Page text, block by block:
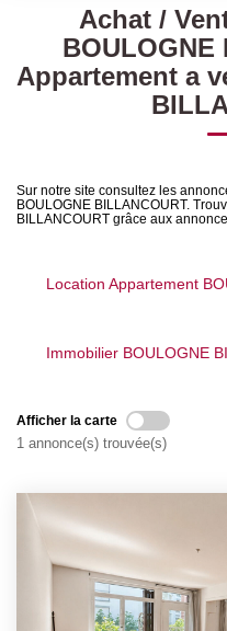
Sélectionnez...
Type de bien
Budget max
Achat /
BOULOGNE
Appartement a
Sur notre site consultez les
BOULOGNE BILLANCOURT.
BILLANCOURT grâce aux
Location Appartement
Immobilier BOULOGNE
Afficher la carte
1 annonce(s) trouvée(s)